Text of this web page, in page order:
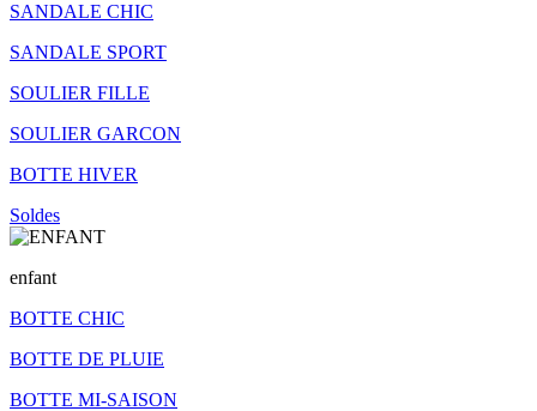
SANDALE CHIC
SANDALE SPORT
SOULIER FILLE
SOULIER GARCON
BOTTE HIVER
Soldes
enfant
BOTTE CHIC
BOTTE DE PLUIE
BOTTE MI-SAISON